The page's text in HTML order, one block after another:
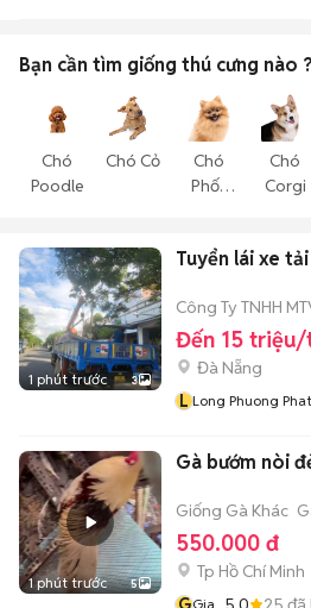
Bạn cần tìm giống thú cưng nào ?
Chó
Poodle
Chó Cỏ
Chó
Phốc
Chó
Corgi
1 phút trước 3
Tuyển lái xe tải
Công Ty TNHH
Đến 15 triệu/
Đà Nẵng
L Long Phuong Phat
1 phút trước 5
Gà bướm nòi
Giống Gà Khác
550.000 đ
Tp Hồ Chí Minh
Gia